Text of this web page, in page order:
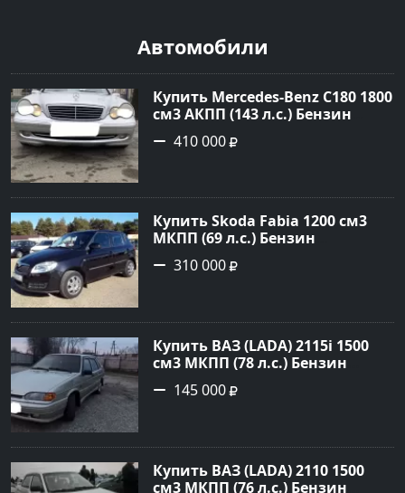
Автомобили
Купить Mercedes-Benz C180 1800
см3 АКПП (143 л.с.) Бензин
инжектор в Тимашевск : цвет
Серебряный Седан 2006 года по
Авторынок23
410 000
Купить Skoda Fabia 1200 см3
МКПП (69 л.с.) Бензин
инжектор в Кропоткин: цвет
черный Хетчбэк 2010 года по
Авторынок23
310 000
Купить ВАЗ (LADA) 2115i 1500
см3 МКПП (78 л.с.) Бензин
инжектор в Брюховецкая: цвет
Золотой Седан 2003 года по
Авторынок23
145 000
Купить ВАЗ (LADA) 2110 1500
см3 МКПП (76 л.с.) Бензин